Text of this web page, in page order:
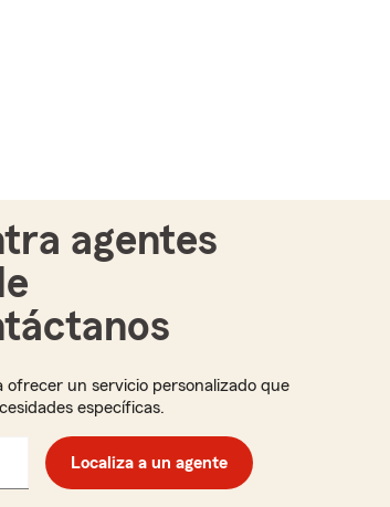
agentes
ofrecer un servicio personalizado que
específicas.
Localiza a un agente